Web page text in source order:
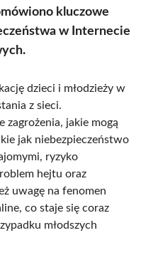
kluczowe
w Internecie
dzieci i młodzieży w
z sieci.
zagrożenia, jakie mogą
jak niebezpieczeństwo
ryzyko
hejtu oraz
uwagę na fenomen
co staje się coraz
młodszych